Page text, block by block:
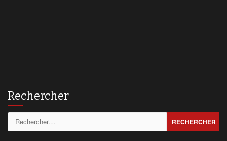
Rechercher
Rechercher :